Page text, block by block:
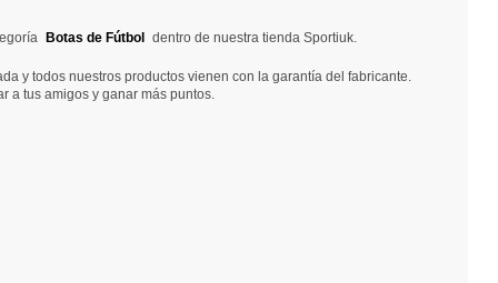
Botas de Fútbol dentro de nuestra tienda Sportiuk.
y todos nuestros productos vienen con la garantía del fabricante.
a tus amigos y ganar más puntos.